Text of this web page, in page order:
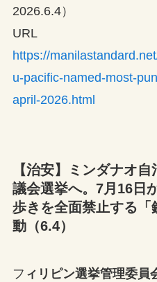
2026.6.4）
URL
https://
u-pacific-named-most-
april-2026.html
【治安】ミンダナオ
議会選挙へ。7月16日
歩きを全面禁止する
動（6.4）
フ ィリピン選挙管理委員